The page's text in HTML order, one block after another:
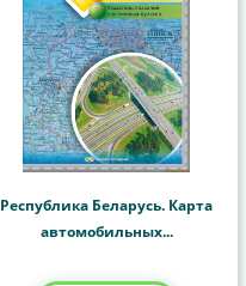
Республика Беларусь. Карта
автомобильных...